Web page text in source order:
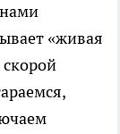
«живая